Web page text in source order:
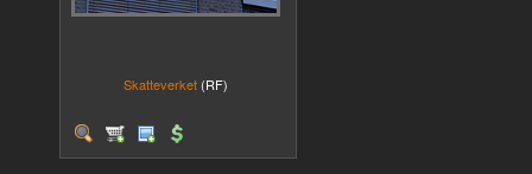
Skatteverket (RF)